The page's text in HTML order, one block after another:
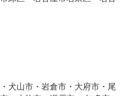
犬山市・岩倉市・大府市・尾